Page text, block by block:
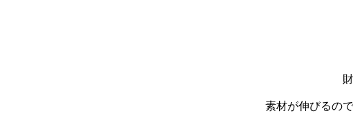
素材が伸びるの